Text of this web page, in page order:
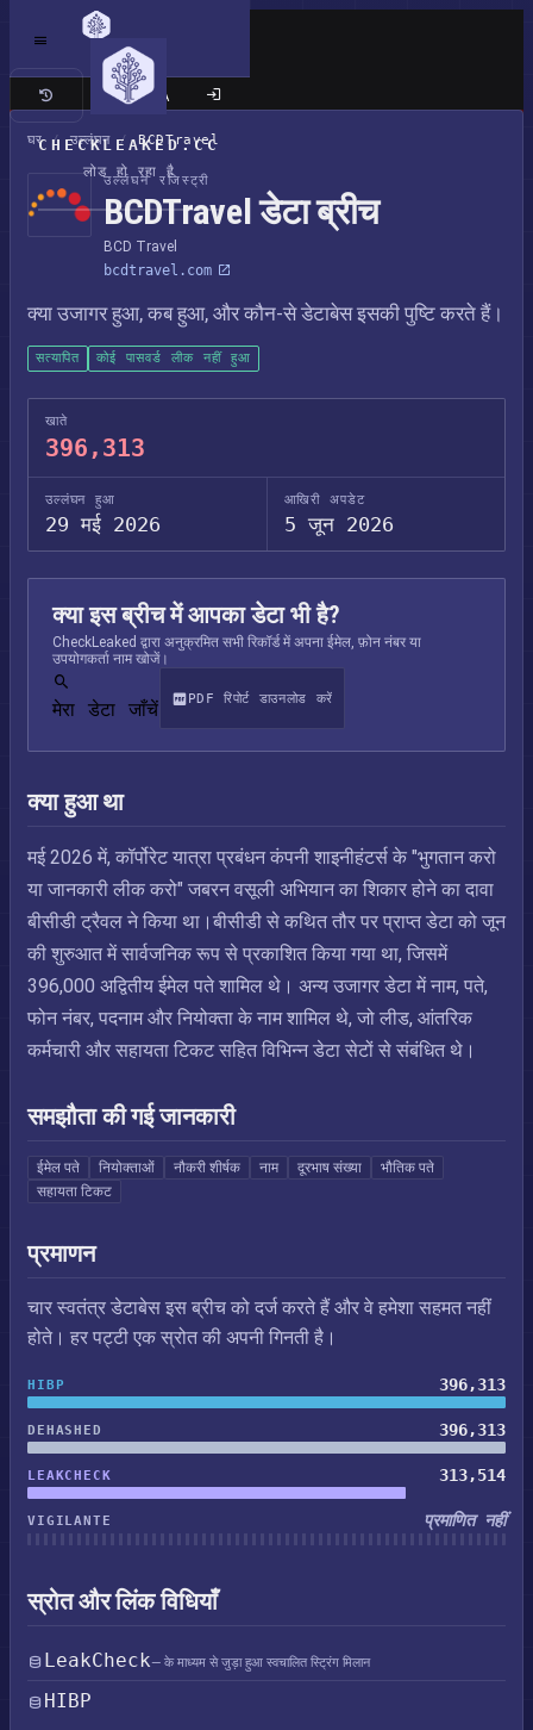
CHECKLEAKED.CC
लोड हो रहा है
क्लासिक साइट
घर / उल्लंघन / BCDTravel
उल्लंघन रजिस्ट्री
BCDTravel डेटा ब्रीच
BCD Travel
bcdtravel.com
क्या उजागर हुआ, कब हुआ, और कौन-से डेटाबेस इसकी पुष्टि करते हैं।
सत्यापित कोई पासवर्ड लीक नहीं हुआ
खाते
396,313
उल्लंघन हुआ
29 मई 2026
आखिरी अपडेट
5 जून 2026
क्या इस ब्रीच में आपका डेटा भी है?
CheckLeaked द्वारा अनुक्रमित सभी रिकॉर्ड में अपना ईमेल, फ़ोन नंबर या
उपयोगकर्ता नाम खोजें।
मेरा डेटा जाँचें PDF रिपोर्ट डाउनलोड करें
क्या हुआ था
मई 2026 में, कॉर्पोरेट यात्रा प्रबंधन कंपनी शाइनीहंटर्स के "भुगतान करो
या जानकारी लीक करो" जबरन वसूली अभियान का शिकार होने का दावा
बीसीडी ट्रैवल ने किया था।बीसीडी से कथित तौर पर प्राप्त डेटा को जून
की शुरुआत में सार्वजनिक रूप से प्रकाशित किया गया था, जिसमें
396,000 अद्वितीय ईमेल पते शामिल थे। अन्य उजागर डेटा में नाम, पते,
फोन नंबर, पदनाम और नियोक्ता के नाम शामिल थे, जो लीड, आंतरिक
कर्मचारी और सहायता टिकट सहित विभिन्न डेटा सेटों से संबंधित थे।
समझौता की गई जानकारी
ईमेल पते नियोक्ताओं नौकरी शीर्षक नाम दूरभाष संख्या
भौतिक पते
सहायता टिकट
प्रमाणन
चार स्वतंत्र डेटाबेस इस ब्रीच को दर्ज करते हैं और वे हमेशा सहमत नहीं
होते। हर पट्टी एक स्रोत की अपनी गिनती है।
HIBP 396,313
DEHASHED 396,313
LEAKCHECK 313,514
VIGILANTE प्रमाणित नहीं
स्रोत और लिंक विधियाँ
LeakCheck— के माध्यम से जुड़ा हुआ स्वचालित स्ट्रिंग मिलान
HIBP